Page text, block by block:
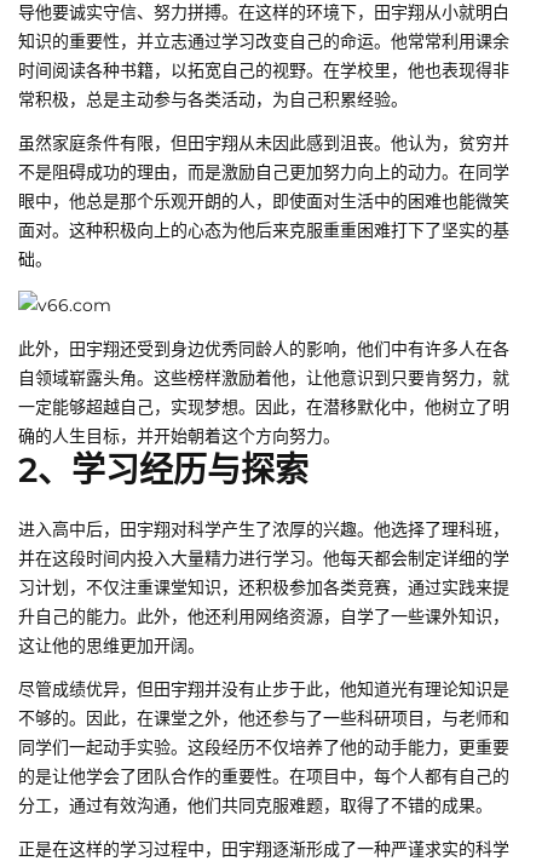
导他要诚实守信、努力拼搏。在这样的环境下，田宇翔从小就明白
知识的重要性，并立志通过学习改变自己的命运。他常常利用课余
时间阅读各种书籍，以拓宽自己的视野。在学校里，他也表现得非
常积极，总是主动参与各类活动，为自己积累经验。
虽然家庭条件有限，但田宇翔从未因此感到沮丧。他认为，贫穷并
不是阻碍成功的理由，而是激励自己更加努力向上的动力。在同学
眼中，他总是那个乐观开朗的人，即使面对生活中的困难也能微笑
面对。这种积极向上的心态为他后来克服重重困难打下了坚实的基
础。
此外，田宇翔还受到身边优秀同龄人的影响，他们中有许多人在各
自领域崭露头角。这些榜样激励着他，让他意识到只要肯努力，就
一定能够超越自己，实现梦想。因此，在潜移默化中，他树立了明
确的人生目标，并开始朝着这个方向努力。
2、学习经历与探索
进入高中后，田宇翔对科学产生了浓厚的兴趣。他选择了理科班，
并在这段时间内投入大量精力进行学习。他每天都会制定详细的学
习计划，不仅注重课堂知识，还积极参加各类竞赛，通过实践来提
升自己的能力。此外，他还利用网络资源，自学了一些课外知识，
这让他的思维更加开阔。
尽管成绩优异，但田宇翔并没有止步于此，他知道光有理论知识是
不够的。因此，在课堂之外，他还参与了一些科研项目，与老师和
同学们一起动手实验。这段经历不仅培养了他的动手能力，更重要
的是让他学会了团队合作的重要性。在项目中，每个人都有自己的
分工，通过有效沟通，他们共同克服难题，取得了不错的成果。
正是在这样的学习过程中，田宇翔逐渐形成了一种严谨求实的科学